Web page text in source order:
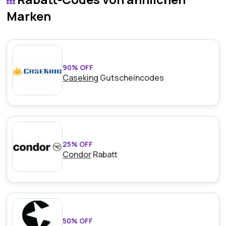
Marken
90% OFF
Caseking Gutscheincodes
25% OFF
CondorRabatt
50% OFF